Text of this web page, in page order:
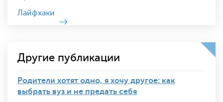
Лайфхаки
Другие публикации
Родители хотят одно, я хочу другое: как
выбрать вуз и не предать себя